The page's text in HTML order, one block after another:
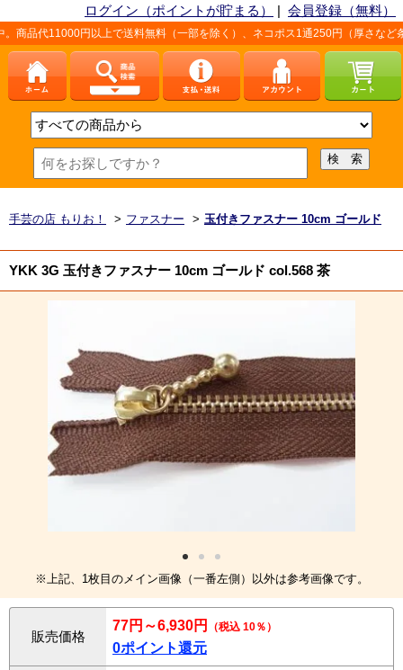
ログイン（ポイントが貯まる） | 会員登録（無料）
以上で送料無料（一部を除く）、ネコポス1通250円（厚さなど条件あり）。詳
手芸の店 もりお！ > ファスナー > 玉付きファスナー 10cm ゴールド
YKK 3G 玉付きファスナー 10cm ゴールド col.568 茶
※上記、1枚目のメイン画像（一番左側）以外は参考画像です。
販売価格
77円～6,930円 （税込 10％）
0ポイント還元